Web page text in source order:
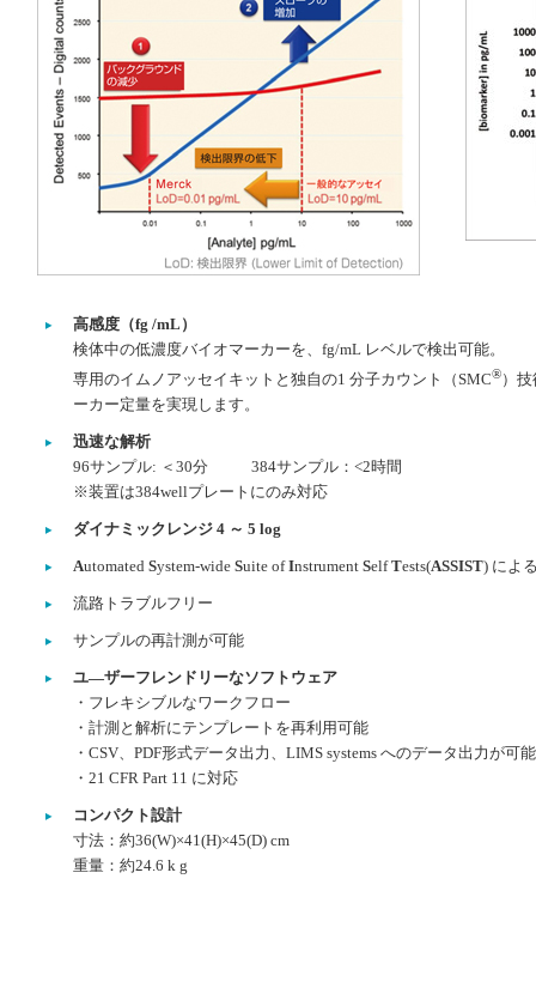
高感度（fg /mL）
検体中の低濃度バイオマーカーを、fg/mL レベルで検出可能。
専用のイムノアッセイキットと独自の1 分子カウント（SMC®）
ーカー定量を実現します。
迅速な解析
96サンプル: ＜30分 384サンプル：<2時間
※装置は384wellプレートにのみ対応
ダイナミックレンジ 4 ～ 5 log
Automated System-wide Suite ofInstrument SelfTests(ASSIST) によ
流路トラブルフリー
サンプルの再計測が可能
ユ―ザーフレンドリーなソフトウェア
・フレキシブルなワークフロー
・計測と解析にテンプレートを再利用可能
・CSV、PDF形式データ出力、LIMS systems へのデータ出力が可能
・21 CFR Part 11 に対応
コンパクト設計
寸法：約36(W)×41(H)×45(D) cm
重量：約24.6 k g